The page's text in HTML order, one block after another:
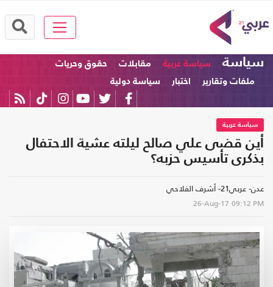
سياسة سياسة عربية مقابلات
حقوق وحريات
ملفات وتقارير
اختبار سياسة دولية
سياسة عربية
أين قضى علي صالح ليلته عشية الاحتفال
بذكرى تأسيس حزبه؟
عدن- عربي21- أشرف الفلاحي
26-Aug-17 09:12 PM